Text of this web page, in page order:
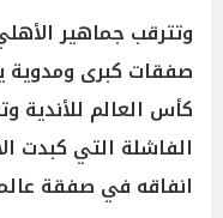
وتترقب جماهير
صفقات كبرى ومدوية
كأس العالم للأندية
الفاشلة التي كبدت
انفاقه في صفقة